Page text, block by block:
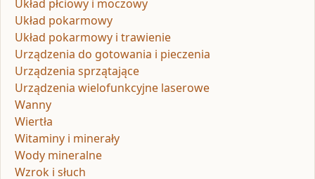
Układ płciowy i moczowy
Układ pokarmowy
Układ pokarmowy i trawienie
Urządzenia do gotowania i pieczenia
Urządzenia sprzątające
Urządzenia wielofunkcyjne laserowe
Wanny
Wiertła
Witaminy i minerały
Wody mineralne
Wzrok i słuch